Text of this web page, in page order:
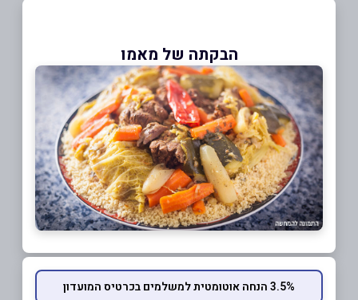
הבקתה של מאמו
3.5% הנחה אוטומטית למשלמים בכרטיס המועדון